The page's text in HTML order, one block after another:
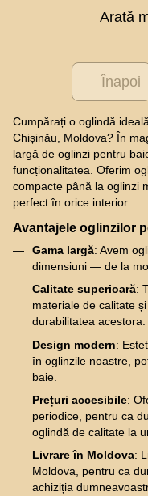
Arată
Înapoi
Cumpărați o oglindă
Chișinău, Moldova? În
largă de oglinzi pentru
funcționalitatea. Oferim
compacte până la oglinzi
perfect în orice interior.
Avantajele oglinzilor
Gama largă: Avem
dimensiuni — de la
Calitate superioară:
materiale de calitate
durabilitatea acestora.
Design modern:
în oglinzile noastre,
baie.
Prețuri accesibile:
periodice, pentru ca
oglindă de calitate la
Livrare în Moldova:
Moldova, pentru ca
achiziția